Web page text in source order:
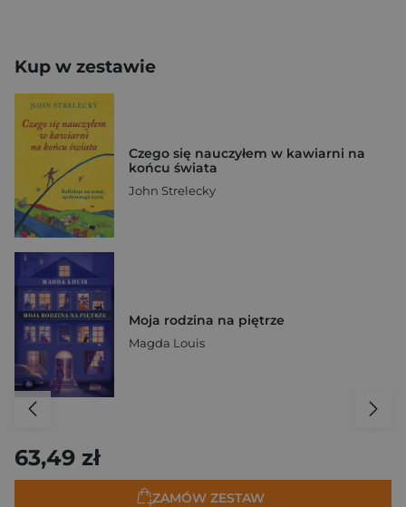
Kup w zestawie
Czego się nauczyłem w kawiarni na
końcu świata
John Strelecky
Moja rodzina na piętrze
Magda Louis
63,49 zł
ZAMÓW ZESTAW